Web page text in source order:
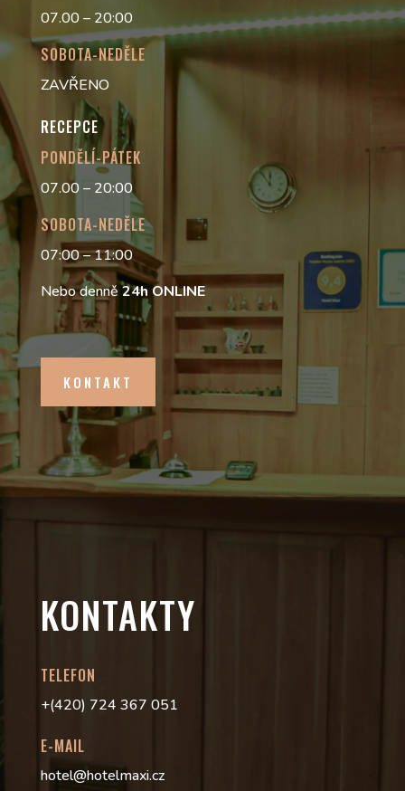
07.00 – 20:00
SOBOTA-NEDĚLE
ZAVŘENO
RECEPCE
PONDĚLÍ-PÁTEK
07.00 – 20:00
SOBOTA-NEDĚLE
07:00 – 11:00
Nebo denně24h ONLINE
KONTAKT
KONTAKTY
TELEFON
+(420) 724 367 051
E-MAIL
hotel@hotelmaxi.cz